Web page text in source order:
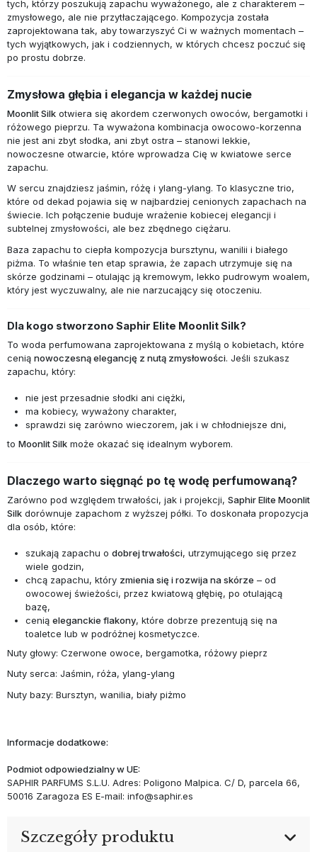
tych, którzy poszukują zapachu wyważonego, ale z charakterem –
zmysłowego, ale nie przytłaczającego. Kompozycja została
zaprojektowana tak, aby towarzyszyć Ci w ważnych momentach –
tych wyjątkowych, jak i codziennych, w których chcesz poczuć się
po prostu dobrze.
Zmysłowa głębia i elegancja w każdej nucie
Moonlit Silkotwiera się akordem czerwonych owoców, bergamotki i
różowego pieprzu. Ta wyważona kombinacja owocowo-korzenna
nie jest ani zbyt słodka, ani zbyt ostra – stanowi lekkie,
nowoczesne otwarcie, które wprowadza Cię w kwiatowe serce
zapachu.
W sercu znajdziesz jaśmin, różę i ylang-ylang. To klasyczne trio,
które od dekad pojawia się w najbardziej cenionych zapachach na
świecie. Ich połączenie buduje wrażenie kobiecej elegancji i
subtelnej zmysłowości, ale bez zbędnego ciężaru.
Baza zapachu to ciepła kompozycja bursztynu, wanilii i białego
piżma. To właśnie ten etap sprawia, że zapach utrzymuje się na
skórze godzinami – otulając ją kremowym, lekko pudrowym woalem,
który jest wyczuwalny, ale nie narzucający się otoczeniu.
Dla kogo stworzono Saphir Elite Moonlit Silk?
To woda perfumowana zaprojektowana z myślą o kobietach, które
cenią nowoczesną elegancję z nutą zmysłowości. Jeśli szukasz
zapachu, który:
nie jest przesadnie słodki ani ciężki,
ma kobiecy, wyważony charakter,
sprawdzi się zarówno wieczorem, jak i w chłodniejsze dni,
to Moonlit Silkmoże okazać się idealnym wyborem.
Dlaczego warto sięgnąć po tę wodę perfumowaną?
Zarówno pod względem trwałości, jak i projekcji, Saphir Elite Moonlit
Silkdorównuje zapachom z wyższej półki. To doskonała propozycja
dla osób, które:
szukają zapachu o dobrej trwałości, utrzymującego się przez
wiele godzin,
chcą zapachu, który zmienia się i rozwija na skórze – od
owocowej świeżości, przez kwiatową głębię, po otulającą
bazę,
cenią eleganckie flakony, które dobrze prezentują się na
toaletce lub w podróżnej kosmetyczce.
Nuty głowy: Czerwone owoce, bergamotka, różowy pieprz
Nuty serca: Jaśmin, róża, ylang-ylang
Nuty bazy: Bursztyn, wanilia, biały piżmo
Informacje dodatkowe:
Podmiot odpowiedzialny w UE:
SAPHIR PARFUMS S.L.U. Adres: Poligono Malpica. C/ D, parcela 66,
50016 Zaragoza ES E-mail: info@saphir.es
Szczegóły produktu